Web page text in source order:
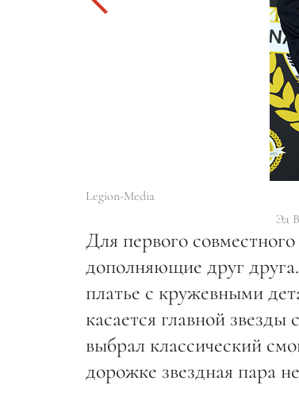
Legion-Media
Эд
Для первого
дополняющие друг
платье с кружевными
касается главной
выбрал классический
дорожке звездная пара